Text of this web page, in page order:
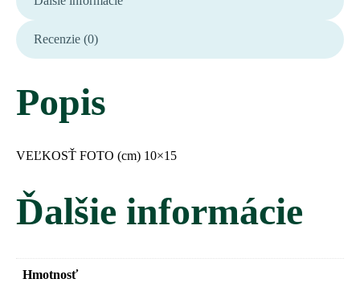
Recenzie (0)
Popis
VEĽKOSŤ FOTO (cm) 10×15
Ďalšie informácie
Hmotnosť